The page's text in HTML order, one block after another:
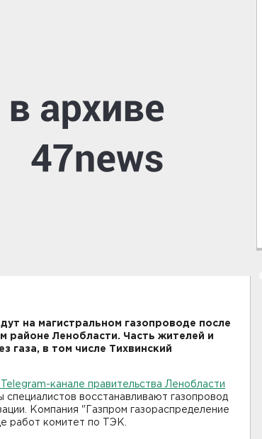
на магистральном газопроводе после
районе Ленобласти. Часть жителей и
газа, в том числе Тихвинский
канале правительства Ленобласти
восстанавливают газопровод
Компания "Газпром газораспределение
работ комитет по ТЭК.